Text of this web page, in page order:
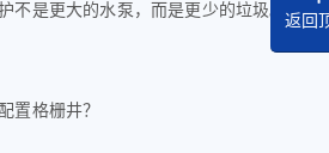
不是更大的水泵，而是更少的垃圾。
置格栅井？
返回